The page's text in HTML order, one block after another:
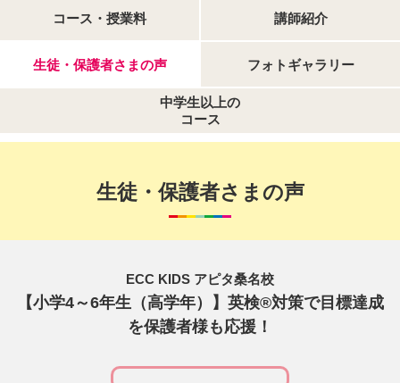
コース・授業料 講師紹介
生徒・保護者さまの声 フォトギャラリー
中学生以上の
コース
生徒・保護者さまの声
ECC KIDS アピタ桑名校
【小学4～6年生（高学年）】英検®対策で目標達成
を保護者様も応援！